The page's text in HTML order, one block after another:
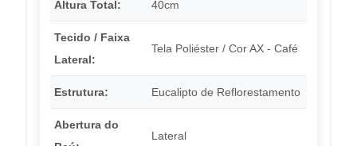
Altura Total: 40cm
Tecido / Faixa
Lateral:
Tela Poliéster / Cor AX - Café
Estrutura: Eucalipto de Reflorestamento
Abertura do
Lateral